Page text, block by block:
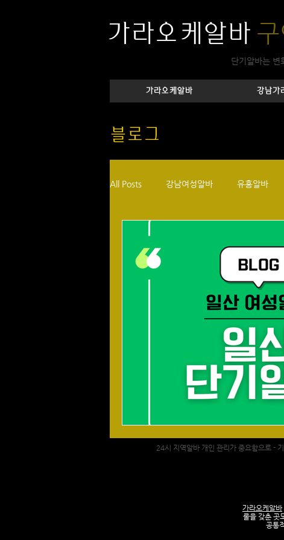
가라오케알바
단기알바는 변
가라오케알바 강남가
블로그
All Posts 강남여성알바 유흥알바
스포츠마사지 마사지알바 마사
스웨디시구인
24시 지역알바 개인 관리가 중요함으로 -
가라오케알바
룰을 갖춘 곳
공통